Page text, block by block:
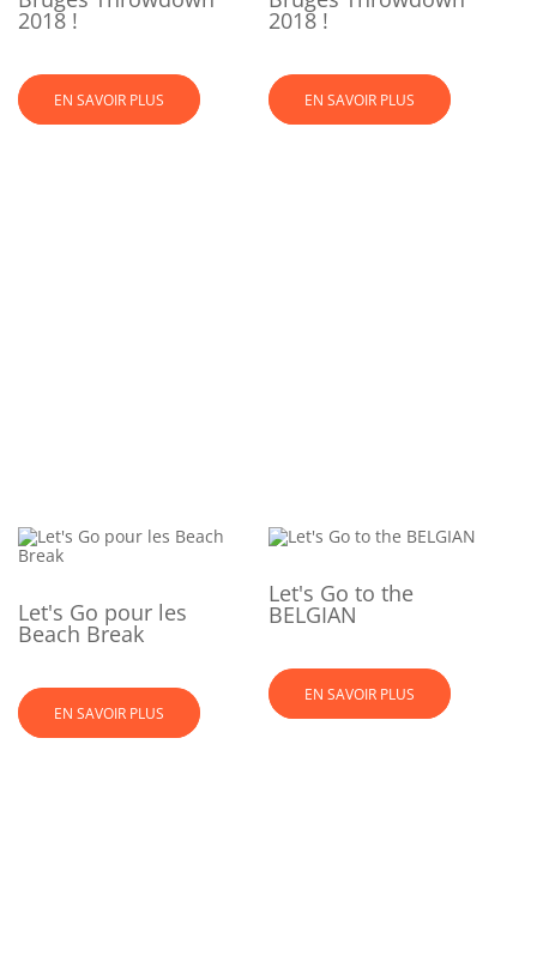
2018 !
EN SAVOIR PLUS
2018 !
EN SAVOIR PLUS
Let's Go pour les
Beach Break
EN SAVOIR PLUS
Let's Go to the
BELGIAN
EN SAVOIR PLUS